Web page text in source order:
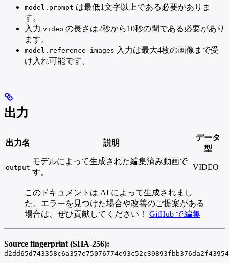
model.prompt は最低1文字以上である必要がありま
す。
入力 video の長さは2秒から10秒の間である必要があり
ます。
model.reference_images 入力は最大4枚の画像まで受
け入れ可能です。
出力
出力名 説明
データ
型
output
モデルによって生成された編集済み動画で
す。
VIDEO
このドキュメントは AI によって生成されまし
た。エラーを見つけた場合や改善のご提案がある
場合は、ぜひ貢献してください！ GitHub で編集
Source fingerprint (SHA-256):